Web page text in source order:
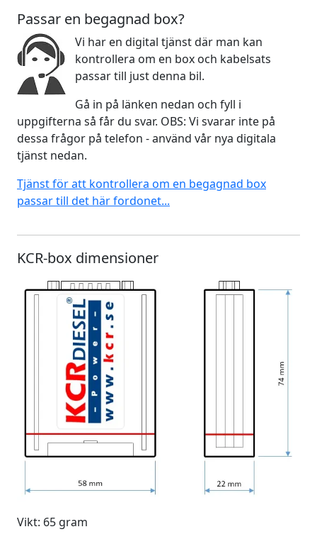
Passar en begagnad box?
Vi har en digital tjänst där man kan
kontrollera om en box och kabelsats
passar till just denna bil.
Gå in på länken nedan och fyll i
uppgifterna så får du svar. OBS: Vi svarar inte på
dessa frågor på telefon - använd vår nya digitala
tjänst nedan.
Tjänst för att kontrollera om en begagnad box
passar till det här fordonet...
KCR-box dimensioner
Vikt: 65 gram